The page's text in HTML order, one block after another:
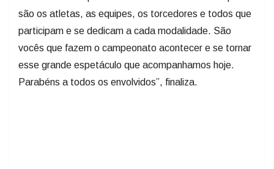
são os atletas, as equipes, os torcedores e todos que
participam e se dedicam a cada modalidade. São
vocês que fazem o campeonato acontecer e se tornar
esse grande espetáculo que acompanhamos hoje.
Parabéns a todos os envolvidos”, finaliza.